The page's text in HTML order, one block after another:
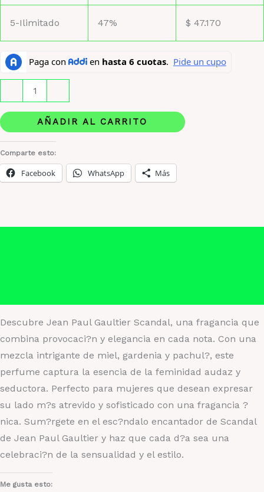
5-Ilimitado 47% $ 47.170
Paul
Gaultier
Scandal:
provocacion
y
elegancia
AÑADIR AL CARRITO
Comparte esto:
Facebook WhatsApp Más
Descubre Jean Paul Gaultier Scandal, una fragancia que
combina provocaci?n y elegancia en cada nota. Con una
mezcla intrigante de miel, gardenia y pachul?, este
perfume captura la esencia de la feminidad audaz y
seductora. Perfecto para mujeres que desean expresar
su lado m?s atrevido y sofisticado con una fragancia ?
nica. Sum?rgete en el esc?ndalo encantador de Scandal
de Jean Paul Gaultier y haz que cada d?a sea una
celebraci?n de la sensualidad y el estilo.
Me gusta esto: